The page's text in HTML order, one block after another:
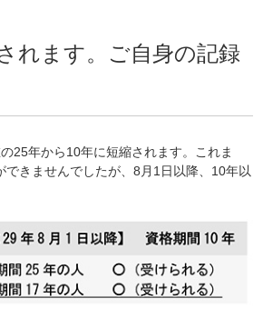
れます。ご自身の記録
25年から10年に短縮されます。これま
きませんでしたが、8月1日以降、10年以